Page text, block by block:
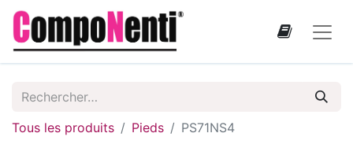
Tous les produits Pieds PS71NS4